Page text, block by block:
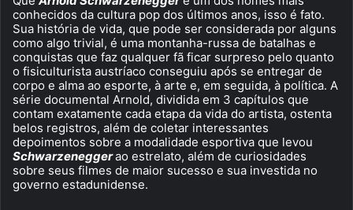
conhecidos da cultura pop dos últimos anos, isso é fato.
Sua história de vida, que pode ser considerada por alguns
como algo trivial, é uma montanha-russa de batalhas e
conquistas que faz qualquer fã ficar surpreso pelo quanto
o fisiculturista austríaco conseguiu após se entregar de
corpo e alma ao esporte, à arte e, em seguida, à política. A
série documental Arnold, dividida em 3 capítulos que
contam exatamente cada etapa da vida do artista, ostenta
belos registros, além de coletar interessantes
depoimentos sobre a modalidade esportiva que levou
Schwarzeneggerao estrelato, além de curiosidades
sobre seus filmes de maior sucesso e sua investida no
governo estadunidense.